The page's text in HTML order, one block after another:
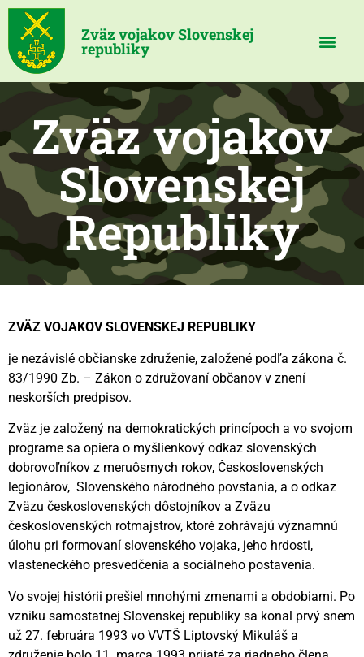
Zväz vojakov Slovenskej
republiky
Zväz vojakov
Slovenskej
Republiky
ZVÄZ VOJAKOV SLOVENSKEJ REPUBLIKY
je nezávislé občianske združenie, založené podľa zákona č.
83/1990 Zb. – Zákon o združovaní občanov v znení
neskorších predpisov.
Zväz je založený na demokratických princípoch a vo svojom
programe sa opiera o myšlienkový odkaz slovenských
dobrovoľníkov z meruôsmych rokov, Československých
legionárov, Slovenského národného povstania, a o odkaz
Zväzu československých dôstojníkov a Zväzu
československých rotmajstrov, ktoré zohrávajú významnú
úlohu pri formovaní slovenského vojaka, jeho hrdosti,
vlasteneckého presvedčenia a sociálneho postavenia.
Vo svojej histórii prešiel mnohými zmenami a obdobiami. Po
vzniku samostatnej Slovenskej republiky sa konal prvý snem
už 27. februára 1993 vo VVTŠ Liptovský Mikuláš a